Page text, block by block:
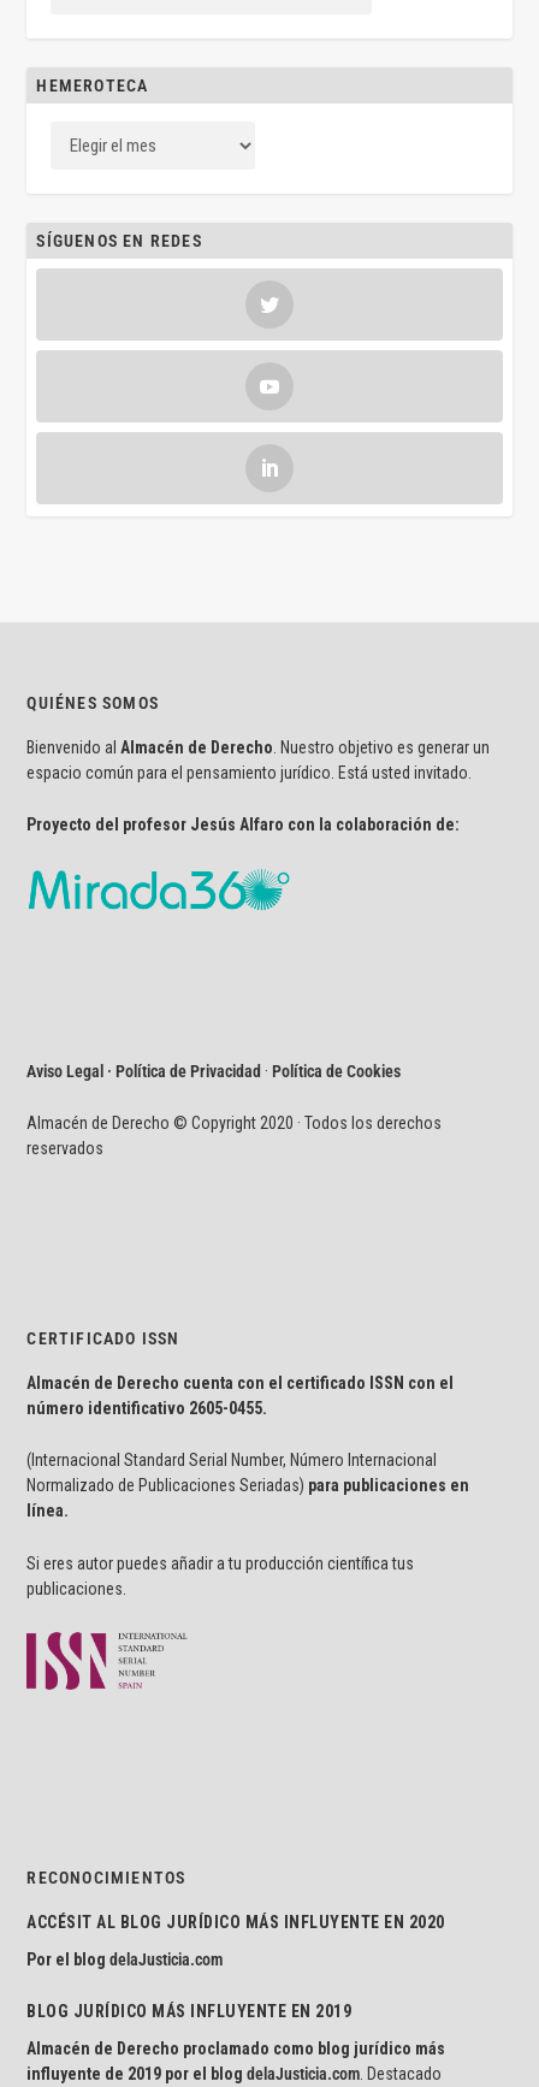
HEMEROTECA
SÍGUENOS EN REDES
QUIÉNES SOMOS
Bienvenido al Almacén de Derecho . Nuestro objetivo es generar un
espacio común para el pensamiento jurídico. Está usted invitado.
Proyecto del profesor Jesús Alfaro con la colaboración de:
Aviso Legal · Política de Privacidad ·Política de Cookies
Almacén de Derecho © Copyright 2020 · Todos los derechos
reservados
CERTIFICADO ISSN
Almacén de Derecho cuenta con el certificado ISSN con el
número identificativo 2605-0455.
(Internacional Standard Serial Number, Número Internacional
Normalizado de Publicaciones Seriadas) para publicaciones en
línea.
Si eres autor puedes añadir a tu producción científica tus
publicaciones.
RECONOCIMIENTOS
ACCÉSIT AL BLOG JURÍDICO MÁS INFLUYENTE EN 2020
Por el blogdelaJusticia.com
BLOG JURÍDICO MÁS INFLUYENTE EN 2019
Almacén de Derecho proclamado como blog jurídico más
influyente de 2019 por el blogdelaJusticia.com . Destacado